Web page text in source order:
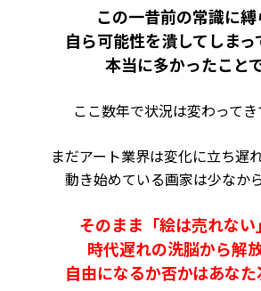
この一昔前の常識に縛
自ら可能性を潰してしま
本当に多かったことで
ここ数年で状況は変わってき
まだアート業界は変化に立ち遅
動き始めている画家は少なか
そのまま「絵は売れない
時代遅れの洗脳から解放
自由になるか否かはあなた